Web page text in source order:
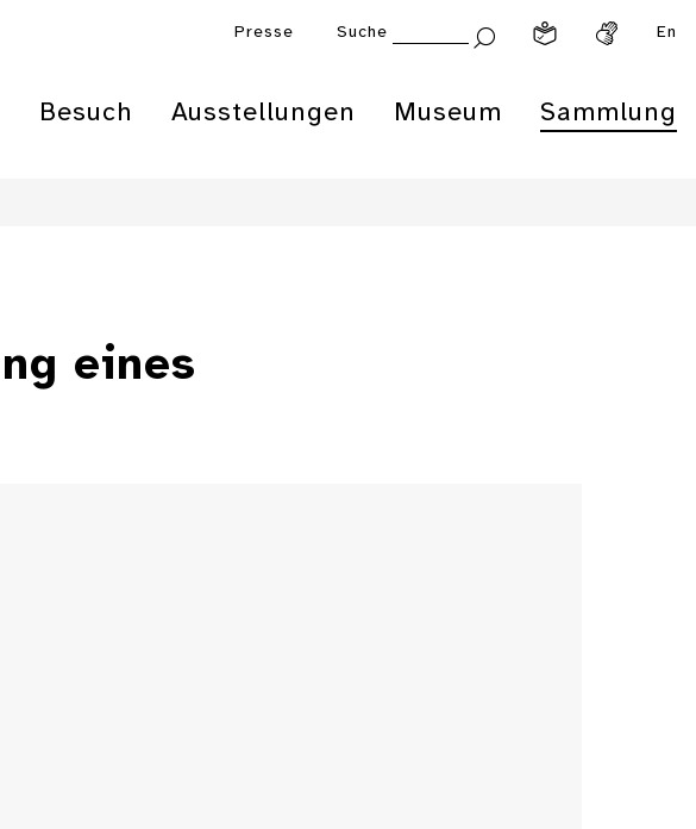
Presse Suche En
Besuch Ausstellungen Museum Sammlung
eines